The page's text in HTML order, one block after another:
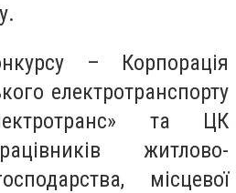
у.
– Корпорація
електротранспорту
та ЦК
житлово-
місцевої